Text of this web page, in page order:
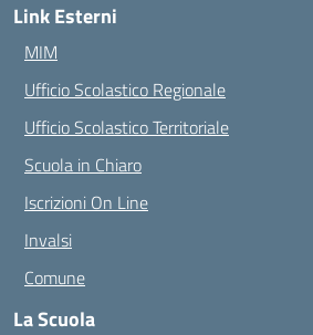
Link Esterni
MIM
Ufficio Scolastico Regionale
Ufficio Scolastico Territoriale
Scuola in Chiaro
Iscrizioni On Line
Invalsi
Comune
La Scuola